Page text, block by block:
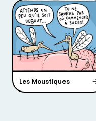
Les Moustiques